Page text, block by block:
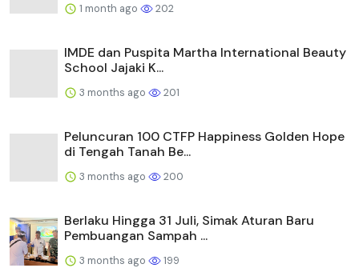
1 month ago 202
IMDE dan Puspita Martha International Beauty
School Jajaki K...
3 months ago 201
Peluncuran 100 CTFP Happiness Golden Hope
di Tengah Tanah Be...
3 months ago 200
Berlaku Hingga 31 Juli, Simak Aturan Baru
Pembuangan Sampah ...
3 months ago 199